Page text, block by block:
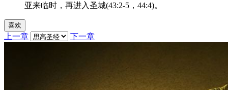
亚来临时，再进入圣城(43:2-5，44:4)。
喜欢
上一章 下一章